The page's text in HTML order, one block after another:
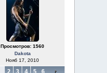
Просмотров: 1560
Dakota
Нояб 17, 2010
2 3 4 5 6